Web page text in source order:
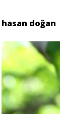
hasan doğan